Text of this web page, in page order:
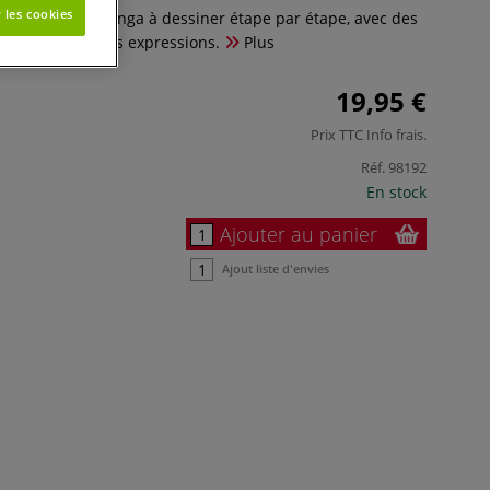
manga à dessiner étape par étape, avec des
et les expressions.
Plus
19,95 €
Prix TTC Info frais.
Réf. 98192
En stock
Ajouter au panier
Ajout liste d'envies
cookies